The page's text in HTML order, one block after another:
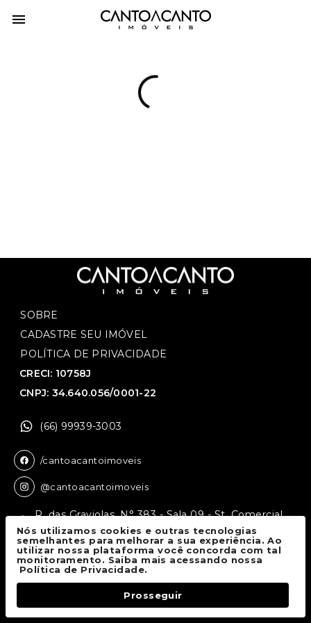
SOBRE
CADASTRE SEU IMÓVEL
POLÍTICA DE PRIVACIDADE
CRECI: 10758J
CNPJ: 34.640.056/0001-22
(66) 99939-3003
/cantoacantoimoveis
@cantoacantoimoveis
R. das Graviolas, N° 383 - Sala 09 - St. Comercial,
Sinop - MT, 78550-136
Canto a Canto Imóveis© 2026.
Todos os direitos reservados.
Nós utilizamos cookies e outras tecnologias
semelhantes para melhorar a sua experiência. Ao
utilizar nossa plataforma você concorda com tal
monitoramento. Saiba mais acessando nossa
Política de Privacidade.
Prosseguir